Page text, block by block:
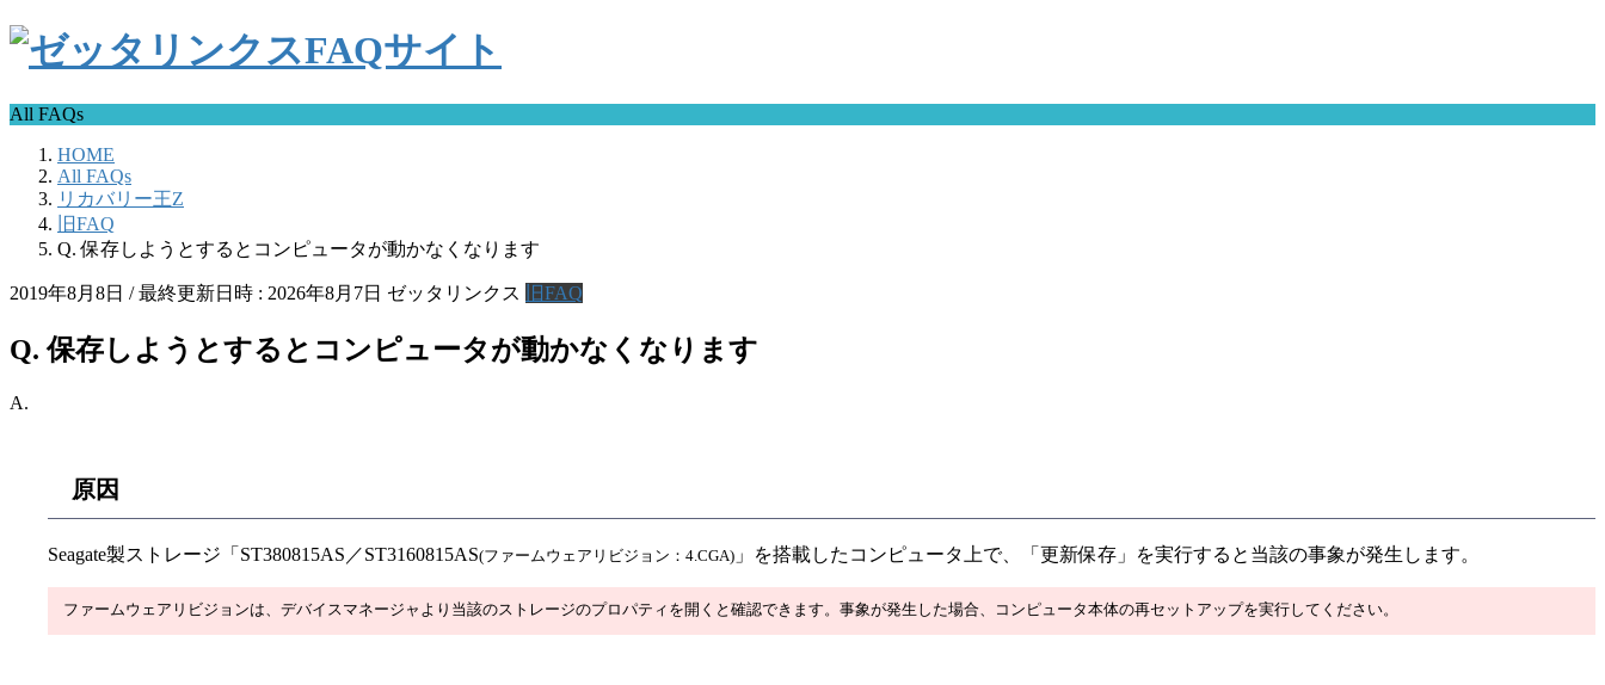
All FAQs
HOME
All FAQs
リカバリー王Z
旧FAQ
Q. 保存しようとするとコンピュータが動かなくなります
2019年8月8日 / 最終更新日時 : 2026年8月7日 ゼッタリンクス 旧FAQ
Q. 保存しようとするとコンピュータが動かなくなります
A.
原因
Seagate製ストレージ「ST380815AS／ST3160815AS(ファームウェアリビジョン：4.CGA) 」を搭載したコンピュータ上で、「更新保存」を実行すると当該の事象が発生します。
ファームウェアリビジョンは、デバイスマネージャより当該のストレージのプロパティを開くと確認できます。事象が発生した場合、コンピュータ本体の再セットアップを実行してください。